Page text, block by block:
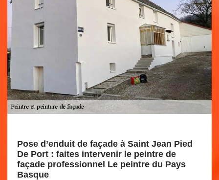
Pose d’enduit de façade à Saint Jean Pied
De Port : faites intervenir le peintre de
façade professionnel Le peintre du Pays
Basque